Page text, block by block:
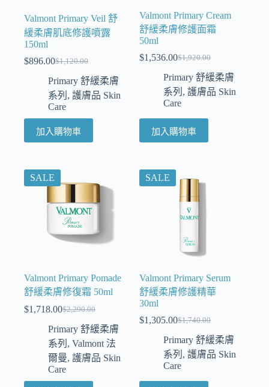
Valmont Primary Veil 舒
緩柔膚肌底修護噴露
150ml
$1,120.00
$896.00
Primary 舒緩柔膚
系列 , 護膚品 Skin
Care
加入購物車
Valmont Primary Cream
舒緩柔膚修護面霜
50ml
$1,920.00
$1,536.00
Primary 舒緩柔膚
系列 ,護膚品 Skin
Care
加入購物車
SALE
Valmont Primary Pomade
舒緩柔膚修復霜 50ml
$2,290.00
$1,718.00
Primary 舒緩柔膚
系列 , Valmont 法
爾曼, 護膚品 Skin
Care
SALE
Valmont Primary Serum
舒緩柔膚修護精華
30ml
$1,740.00
$1,305.00
Primary 舒緩柔膚
系列 ,護膚品 Skin
Care